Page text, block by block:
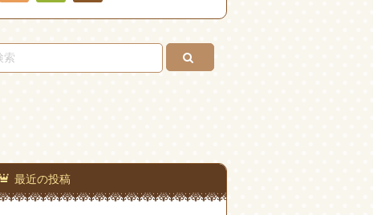
Feedlyお問
い合
わせ
最近の投稿